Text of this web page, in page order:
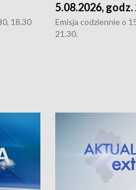
18.30
5.08.2026, godz.
Emisja codziennie o
21.30.